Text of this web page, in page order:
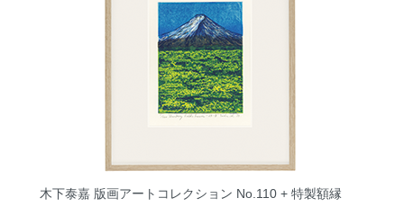
木下泰嘉 版画アートコレクション No.110 + 特製額縁